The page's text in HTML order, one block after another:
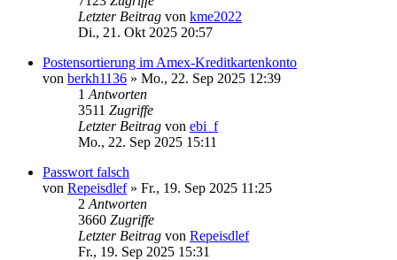
Letzter Beitrag von kme2022
Di., 21. Okt 2025 20:57
Postensortierung im Amex-Kreditkartenkonto
von berkh1136 » Mo., 22. Sep 2025 12:39
1 Antworten
3511 Zugriffe
Letzter Beitrag von ebi_f
Mo., 22. Sep 2025 15:11
Passwort falsch
von Repeisdlef» Fr., 19. Sep 2025 11:25
2 Antworten
3660 Zugriffe
Letzter Beitrag von Repeisdlef
Fr., 19. Sep 2025 15:31